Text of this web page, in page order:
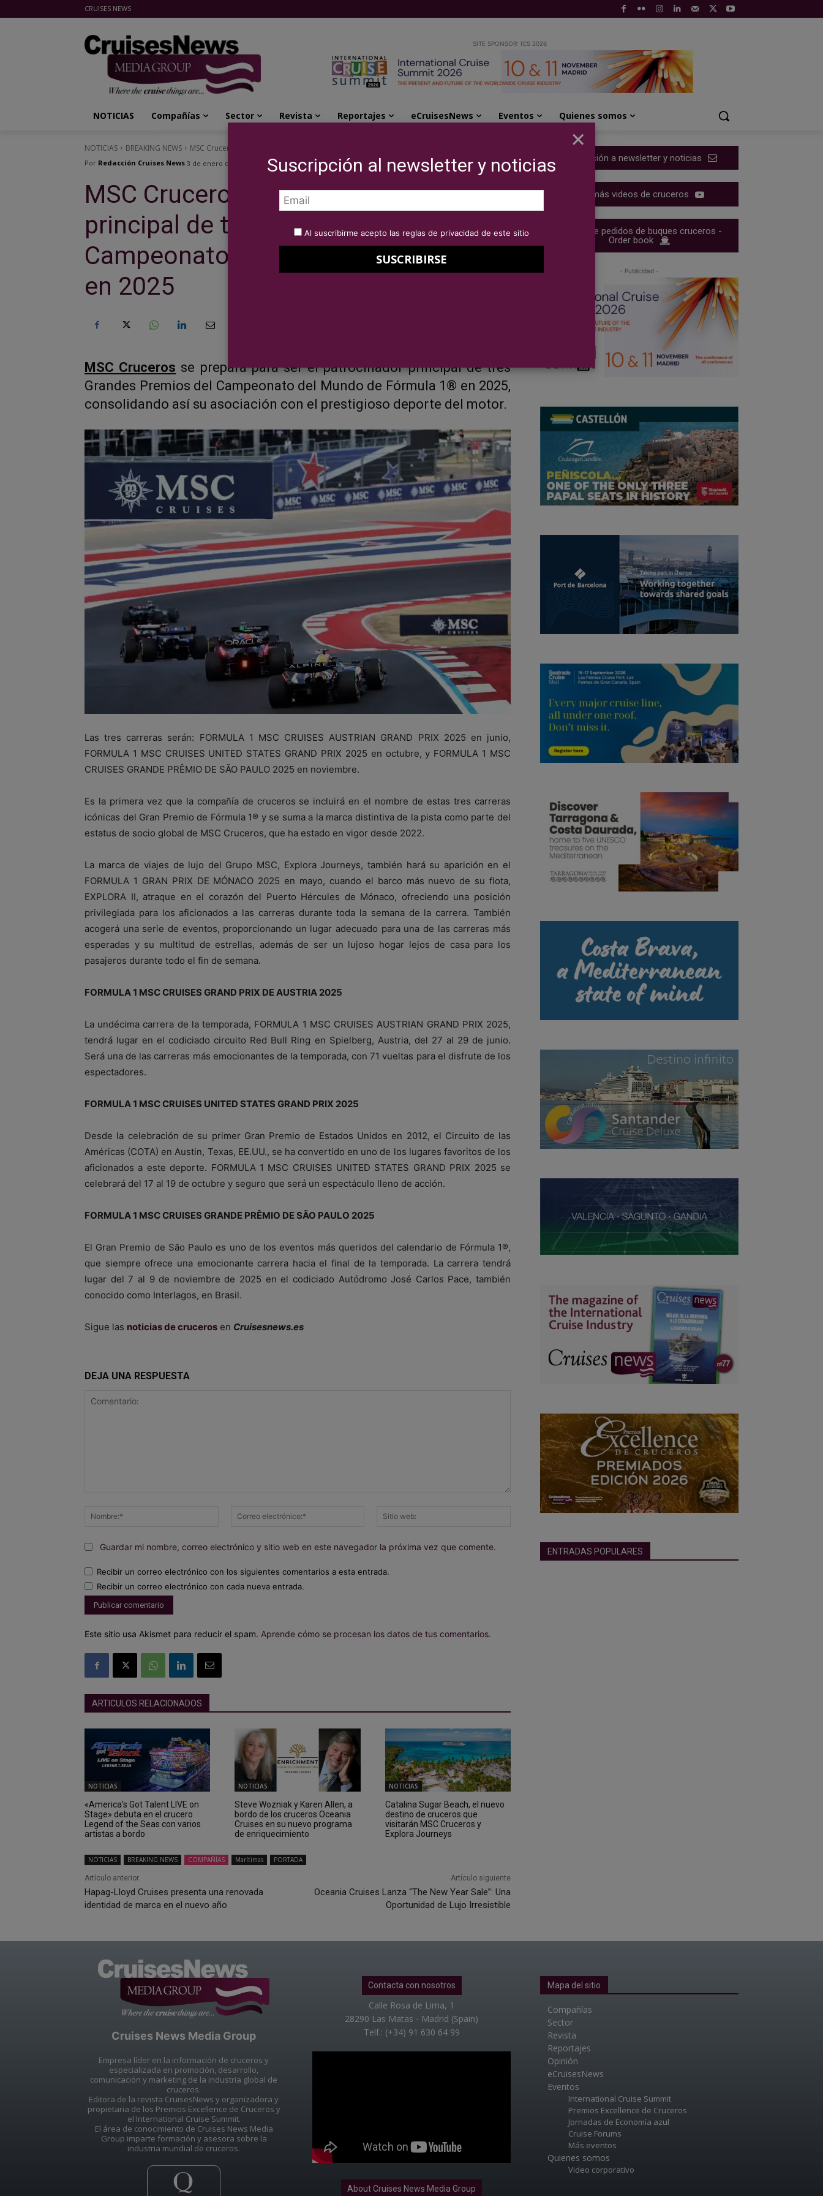
CRUISES NEWS
SITE SPONSOR: ICS 2026
NOTICIAS Compañías Sector Revista Reportajes eCruisesNews Eventos Quienes somos
NOTICIAS BREAKING NEWS MSC Cruceros será el patrocinador principal de tres Grandes Premios del Campeonato...
Por Redacción Cruises News 3 de enero de 2025
MSC Cruceros será el patrocinador
principal de tres Grandes Premios del
Campeonato del Mundo de Fórmula 1
en 2025
MSC Cruceros se prepara para ser el patrocinador principal de tres
Grandes Premios del Campeonato del Mundo de Fórmula 1® en 2025,
consolidando así su asociación con el prestigioso deporte del motor.
Las tres carreras serán: FORMULA 1 MSC CRUISES AUSTRIAN GRAND PRIX 2025 en junio,
FORMULA 1 MSC CRUISES UNITED STATES GRAND PRIX 2025 en octubre, y FORMULA 1 MSC
CRUISES GRANDE PRÊMIO DE SÃO PAULO 2025 en noviembre.
Es la primera vez que la compañía de cruceros se incluirá en el nombre de estas tres carreras
icónicas del Gran Premio de Fórmula 1® y se suma a la marca distintiva de la pista como parte del
estatus de socio global de MSC Cruceros, que ha estado en vigor desde 2022.
La marca de viajes de lujo del Grupo MSC, Explora Journeys, también hará su aparición en el
FORMULA 1 GRAN PRIX DE MÓNACO 2025 en mayo, cuando el barco más nuevo de su flota,
EXPLORA II, atraque en el corazón del Puerto Hércules de Mónaco, ofreciendo una posición
privilegiada para los aficionados a las carreras durante toda la semana de la carrera. También
acogerá una serie de eventos, proporcionando un lugar adecuado para una de las carreras más
esperadas y su multitud de estrellas, además de ser un lujoso hogar lejos de casa para los
pasajeros durante todo el fin de semana.
FORMULA 1 MSC CRUISES GRAND PRIX DE AUSTRIA 2025
La undécima carrera de la temporada, FORMULA 1 MSC CRUISES AUSTRIAN GRAND PRIX 2025,
tendrá lugar en el codiciado circuito Red Bull Ring en Spielberg, Austria, del 27 al 29 de junio.
Será una de las carreras más emocionantes de la temporada, con 71 vueltas para el disfrute de los
espectadores.
FORMULA 1 MSC CRUISES UNITED STATES GRAND PRIX 2025
Desde la celebración de su primer Gran Premio de Estados Unidos en 2012, el Circuito de las
Américas (COTA) en Austin, Texas, EE.UU., se ha convertido en uno de los lugares favoritos de los
aficionados a este deporte. FORMULA 1 MSC CRUISES UNITED STATES GRAND PRIX 2025 se
celebrará del 17 al 19 de octubre y seguro que será un espectáculo lleno de acción.
FORMULA 1 MSC CRUISES GRANDE PRÊMIO DE SÃO PAULO 2025
El Gran Premio de São Paulo es uno de los eventos más queridos del calendario de Fórmula 1®,
que siempre ofrece una emocionante carrera hacia el final de la temporada. La carrera tendrá
lugar del 7 al 9 de noviembre de 2025 en el codiciado Autódromo José Carlos Pace, también
conocido como Interlagos, en Brasil.
Sigue las noticias de cruceros en Cruisesnews.es
DEJA UNA RESPUESTA
Nombre:*
Correo
Guardar mi nombre, correo electrónico y sitio web en este navegador la próxima vez que comente.
Recibir un correo electrónico con los siguientes comentarios a esta entrada.
Recibir un correo electrónico con cada nueva entrada.
Este sitio usa Akismet para reducir el spam. Aprende cómo se procesan los datos de tus comentarios.
ARTICULOS RELACIONADOS
NOTICIAS
«America’s Got Talent LIVE on
Stage» debuta en el crucero
Legend of the Seas con varios
artistas a bordo
NOTICIAS
Steve Wozniak y Karen Allen, a
bordo de los cruceros Oceania
Cruises en su nuevo programa
de enriquecimiento
NOTICIAS
Catalina Sugar Beach, el nuevo
destino de cruceros que
visitarán MSC Cruceros y
Explora Journeys
NOTICIAS BREAKING NEWS COMPAÑÍAS Marítimas PORTADA
Artículo anterior
Hapag-Lloyd Cruises presenta una renovada
identidad de marca en el nuevo año
Artículo siguiente
Oceania Cruises Lanza “The New Year Sale”: Una
Oportunidad de Lujo Irresistible
Suscripción a newsletter y noticias
Ver más videos de cruceros
Cartera de pedidos de buques cruceros -
Order book
- Publicidad -
ENTRADAS POPULARES
Cruises News Media Group
Empresa líder en la información de cruceros y
especializada en promoción, desarrollo,
comunicación y marketing de la industria global de
cruceros.
Editora de la revista CruisesNews y organizadora y
propietaria de los Premios Excellence de Cruceros y
el International Cruise Summit.
El área de conocimiento de Cruises News Media
Group imparte formación y asesora sobre la
industria mundial de cruceros.
Contacta con nosotros
Calle Rosa de Lima, 1
28290 Las Matas - Madrid (Spain)
Telf.: (+34) 91 630 64 99
About Cruises News Media Group
Mapa del sitio
Compañías
Sector
Revista
Reportajes
Opinión
eCruisesNews
Eventos
International Cruise Summit
Premios Excellence de Cruceros
Jornadas de Economía azul
Cruise Forums
Más eventos
Quienes somos
Video corporativo
×
Suscripción al newsletter y noticias
Al suscribirme acepto las reglas de privacidad de este sitio